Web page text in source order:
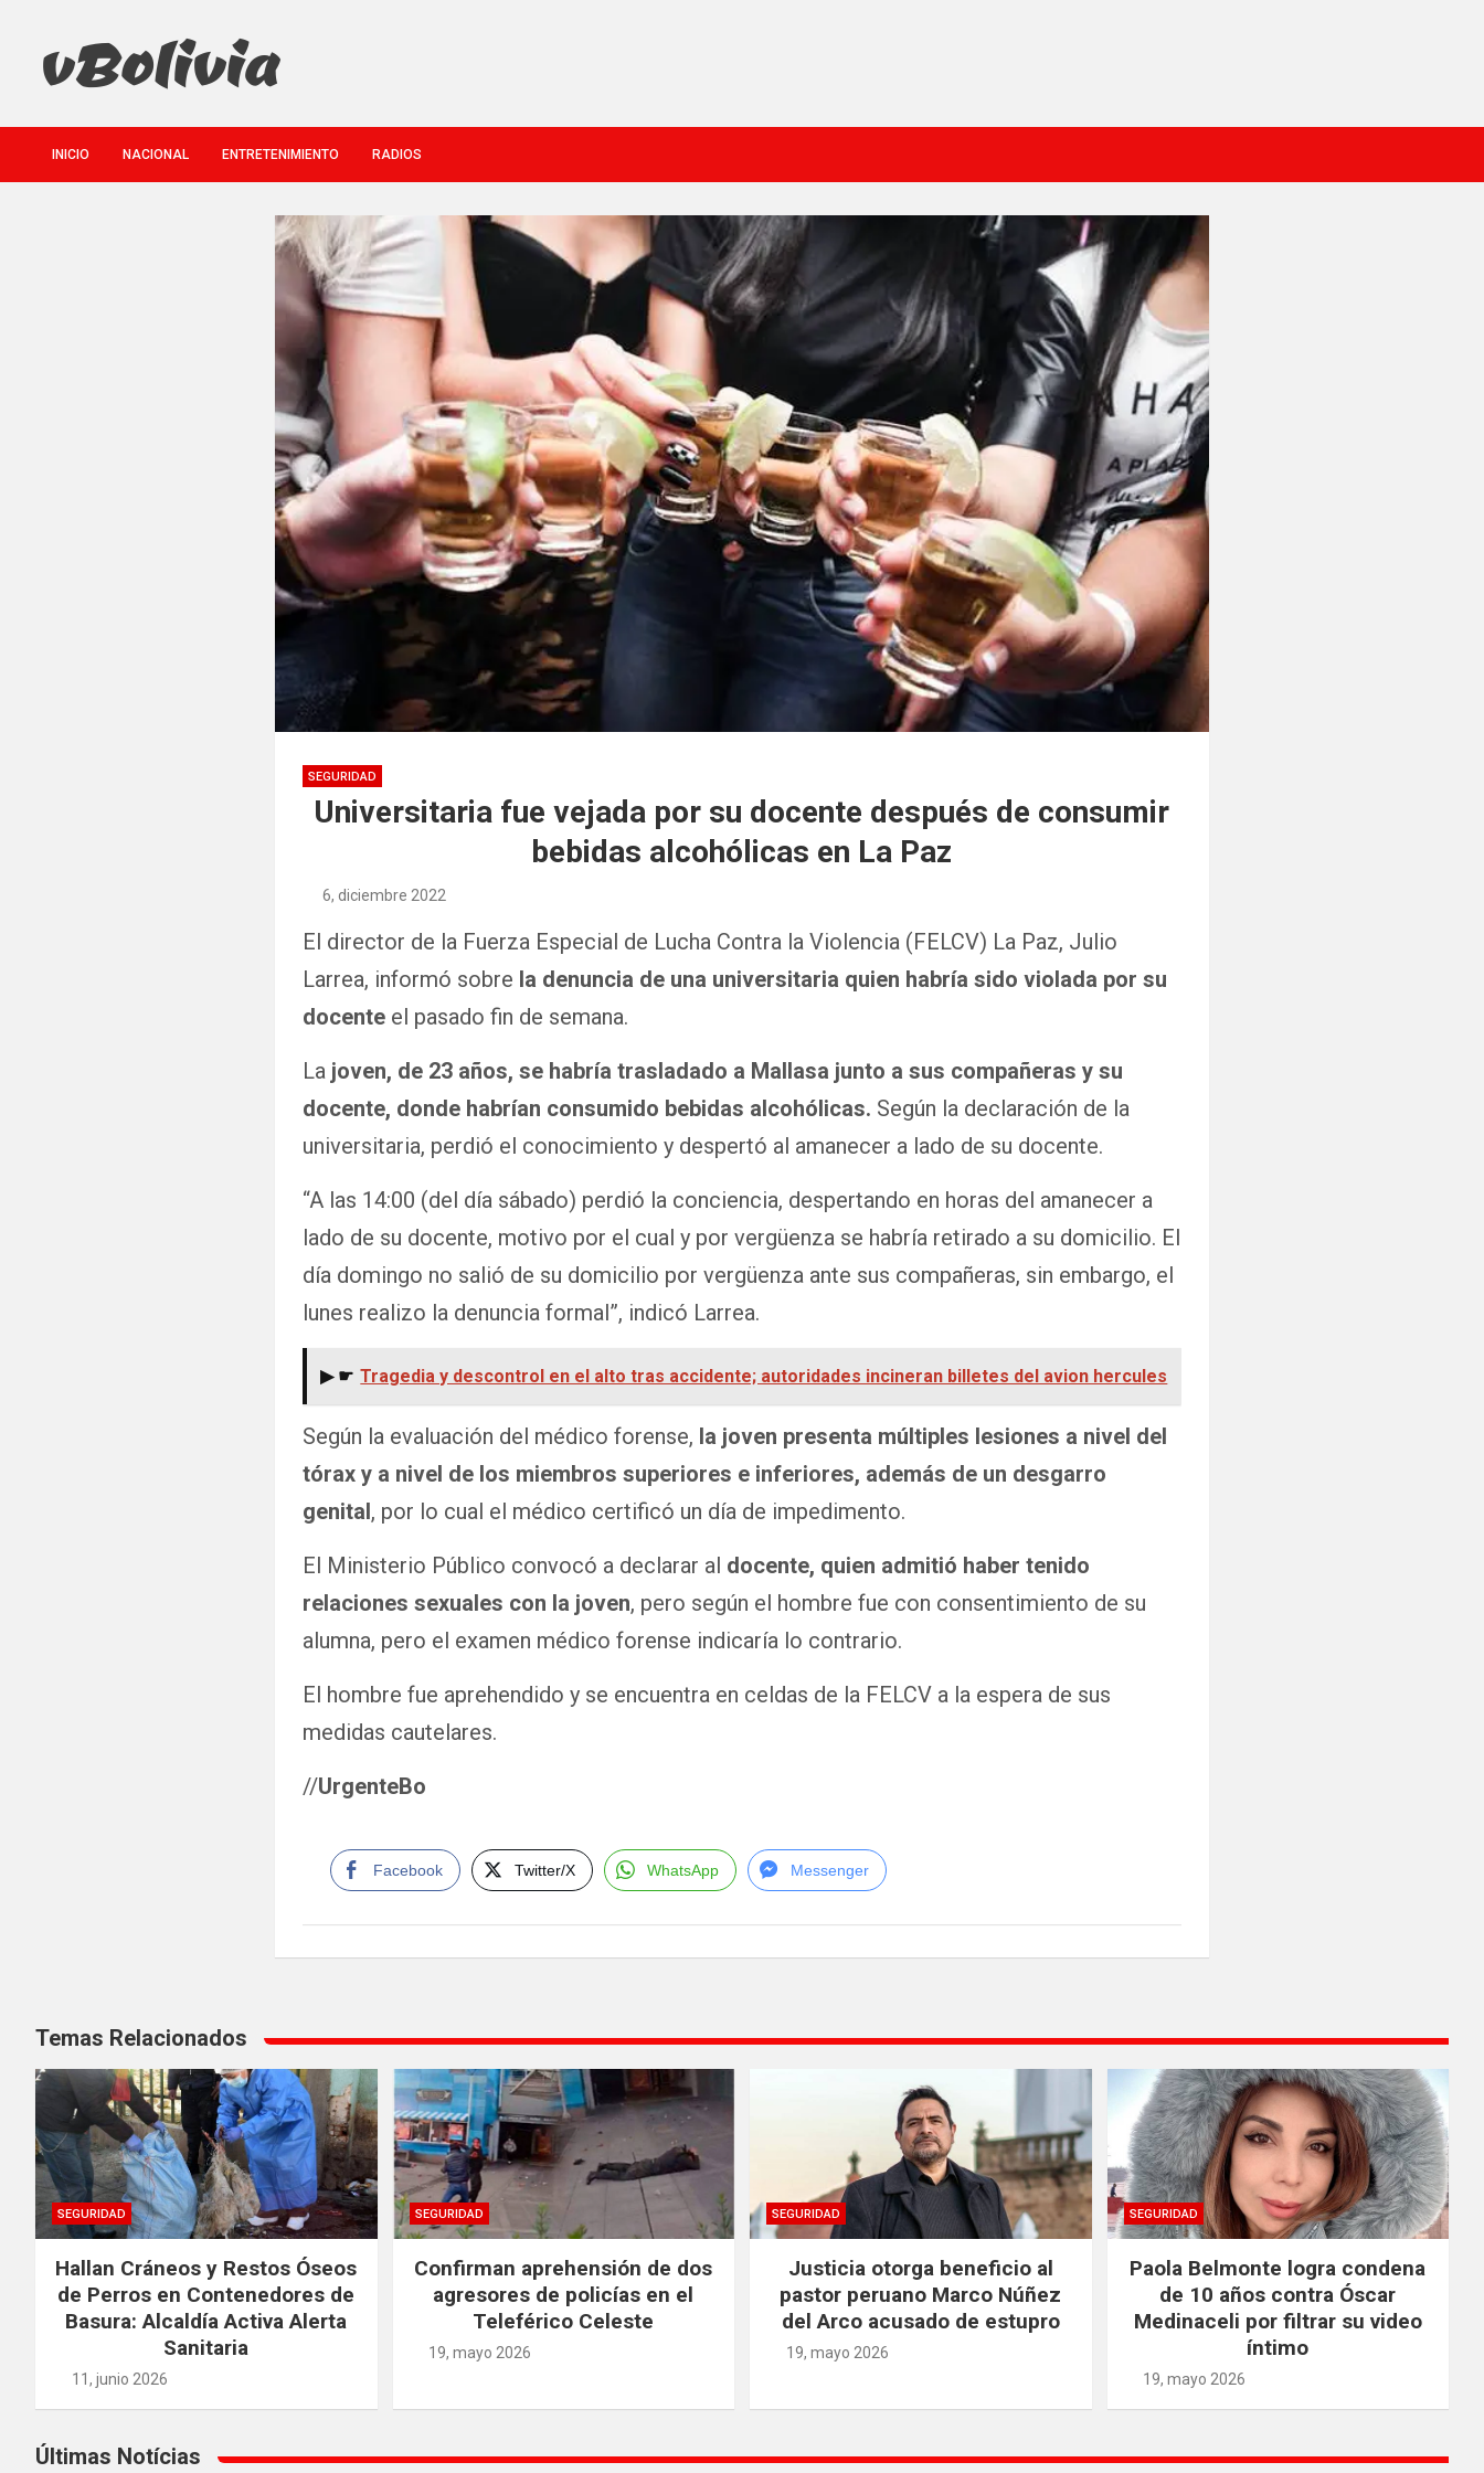
contenido
VBolivia
INICIO NACIONAL ENTRETENIMIENTO RADIOS
SEGURIDAD
Universitaria fue vejada por su docente después de consumir
bebidas alcohólicas en La Paz
6, diciembre 2022
El director de la Fuerza Especial de Lucha Contra la Violencia (FELCV) La Paz, Julio
Larrea, informó sobre la denuncia de una universitaria quien habría sido violada por su
docente el pasado fin de semana.
La joven, de 23 años, se habría trasladado a Mallasa junto a sus compañeras y su
docente, donde habrían consumido bebidas alcohólicas. Según la declaración de la
universitaria, perdió el conocimiento y despertó al amanecer a lado de su docente.
“A las 14:00 (del día sábado) perdió la conciencia, despertando en horas del amanecer a
lado de su docente, motivo por el cual y por vergüenza se habría retirado a su domicilio. El
día domingo no salió de su domicilio por vergüenza ante sus compañeras, sin embargo, el
lunes realizo la denuncia formal”, indicó Larrea.
▶ ☛ Tragedia y descontrol en el alto tras accidente; autoridades incineran billetes del avion hercules
Según la evaluación del médico forense, la joven presenta múltiples lesiones a nivel del
tórax y a nivel de los miembros superiores e inferiores, además de un desgarro
genital, por lo cual el médico certificó un día de impedimento.
El Ministerio Público convocó a declarar al docente, quien admitió haber tenido
relaciones sexuales con la joven, pero según el hombre fue con consentimiento de su
alumna, pero el examen médico forense indicaría lo contrario.
El hombre fue aprehendido y se encuentra en celdas de la FELCV a la espera de sus
medidas cautelares.
//UrgenteBo
Facebook Twitter/X WhatsApp Messenger
de
entradas
Temas Relacionados
SEGURIDAD
Hallan Cráneos y Restos Óseos
de Perros en Contenedores de
Basura: Alcaldía Activa Alerta
Sanitaria
11, junio 2026
SEGURIDAD
Confirman aprehensión de dos
agresores de policías en el
Teleférico Celeste
19, mayo 2026
SEGURIDAD
Justicia otorga beneficio al
pastor peruano Marco Núñez
del Arco acusado de estupro
19, mayo 2026
SEGURIDAD
Paola Belmonte logra condena
de 10 años contra Óscar
Medinaceli por filtrar su video
íntimo
19, mayo 2026
Últimas Notícias